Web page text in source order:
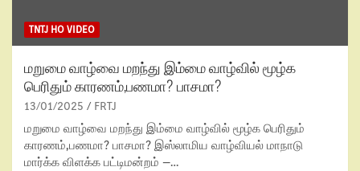
TNTJ HO VIDEO
மறுமை வாழ்வை மறந்து இம்மை வாழ்வில் மூழ்க
பெரிதும் காரணம்,பணமா? பாசமா?
13/01/2025 FRTJ
மறுமை வாழ்வை மறந்து இம்மை வாழ்வில் மூழ்க பெரிதும்
காரணம்,பணமா? பாசமா? இஸ்லாமிய வாழ்வியல் மாநாடு
மார்க்க விளக்க பட்டிமன்றம் –…